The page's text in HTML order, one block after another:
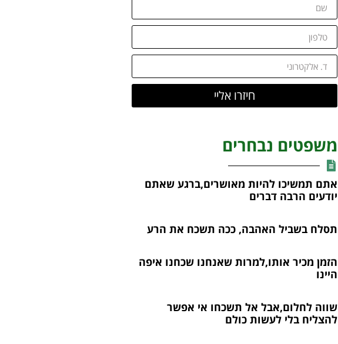
חיזרו אליי
משפטים נבחרים
אתם תמשיכו להיות מאושרים,ברגע שאתם
יודעים הרבה דברים
תסלח בשביל האהבה, ככה תשכח את הרע
הזמן מכיר אותו,למרות שאנחנו שכחנו איפה
היינו
שווה לחלום,אבל אל תשכחו אי אפשר
להצליח בלי לעשות כולם